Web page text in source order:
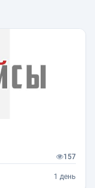
157
1 день